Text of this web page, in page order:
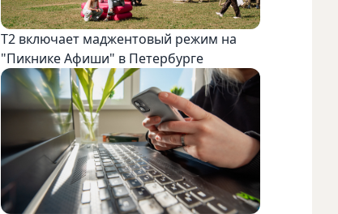
Т2 включает маджентовый режим на
"Пикнике Афиши" в Петербурге